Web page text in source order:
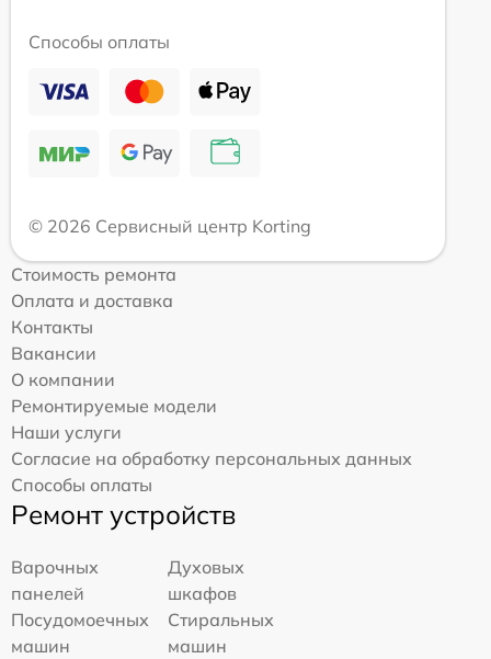
Способы оплаты
© 2026 Сервисный центр Korting
Стоимость ремонта
Оплата и доставка
Контакты
Вакансии
О компании
Ремонтируемые модели
Наши услуги
Согласие на обработку персональных данных
Способы оплаты
Ремонт устройств
Варочных
панелей
Духовых
шкафов
Посудомоечных
машин
Стиральных
машин